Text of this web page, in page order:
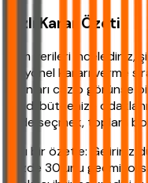
Hızlı Karar Özeti
Tüm verileri incelediniz,
rasyonel kararı verme
oranları cazip görünse
kendi bütçenize
vade seçmek, toplam
Hızlı bir özetle:
yüzde 30’unu